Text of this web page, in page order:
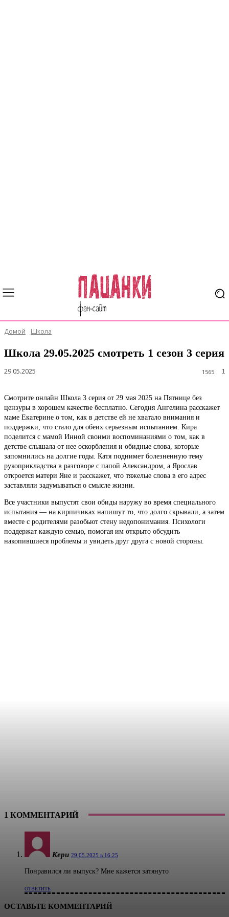
Домой Школа
Школа 29.05.2025 смотреть 1 сезон 3 серия
29.05.2025 1
1565
Смотрите онлайн Школа 3 серия от 29 мая 2025 на Пятнице без
цензуры в хорошем качестве бесплатно. Сегодня Ангелина расскажет
маме Екатерине о том, как в детстве ей не хватало внимания и
поддержки, что стало для обеих серьезным испытанием. Кира
поделится с мамой Инной своими воспоминаниями о том, как в
детстве слышала от нее оскорбления и обидные слова, которые
запомнились на долгие годы. Катя поднимет болезненную тему
рукоприкладства в разговоре с папой Александром, а Ярослав
откроется матери Яне и расскажет, что тяжелые слова в его адрес
заставляли задумываться о смысле жизни.
Все участники выпустят свои обиды наружу во время специального
испытания — на кирпичиках напишут то, что долго скрывали, а затем
вместе с родителями разобьют стену недопонимания. Психологи
поддержат каждую семью, помогая им открыто обсудить
накопившиеся проблемы и увидеть друг друга с новой стороны.
1 КОММЕНТАРИЙ
Кери 29.05.2025 в 16:25
Понравился ли выпуск? Мне кажется затянуто
ОТВЕТИТЬ
ОСТАВЬТЕ КОММЕНТАРИЙ